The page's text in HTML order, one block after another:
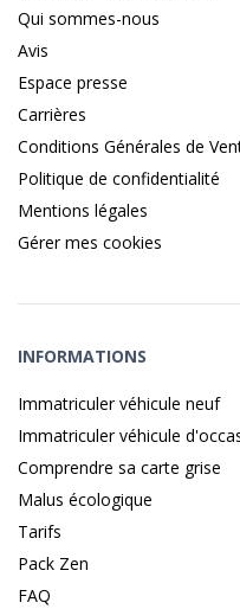
Qui sommes-nous
Avis
Espace presse
Carrières
Conditions Générales de
Politique de confidentialité
Mentions légales
Gérer mes cookies
INFORMATIONS
Immatriculer véhicule neuf
Immatriculer véhicule
Comprendre sa carte grise
Malus écologique
Tarifs
Pack Zen
FAQ